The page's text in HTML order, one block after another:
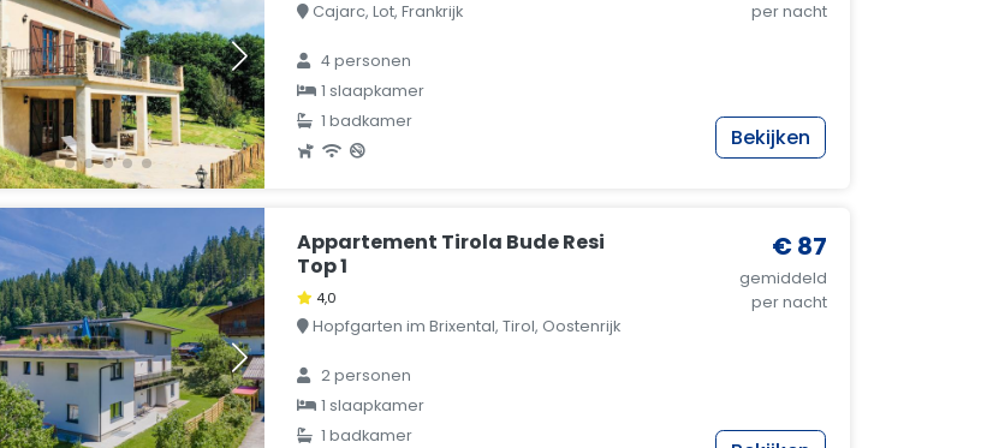
Cajarc, Lot, Frankrijk
4 personen
1 slaapkamer
1 badkamer
per nacht
Bekijken
Appartement Tirola Bude Resi
Top 1
4,0
Hopfgarten im Brixental, Tirol, Oostenrijk
2 personen
1 slaapkamer
1 badkamer
€ 87
gemiddeld
per nacht